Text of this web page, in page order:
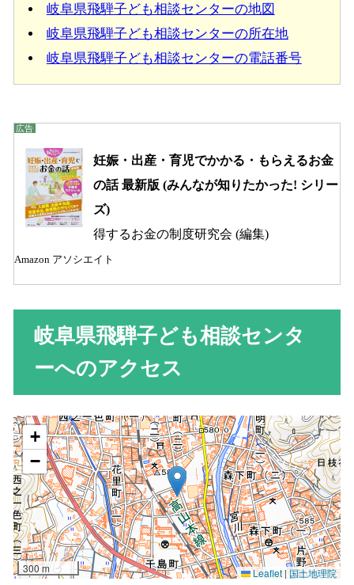
岐阜県飛騨子ども相談センターの地図
岐阜県飛騨子ども相談センターの所在地
岐阜県飛騨子ども相談センターの電話番号
妊娠・出産・育児でかかる・もらえるお金
の話 最新版 (みんなが知りたかった! シリー
ズ)
得するお金の制度研究会 (編集)
Amazon アソシエイト
岐阜県飛騨子ども相談センタ
ーへのアクセス